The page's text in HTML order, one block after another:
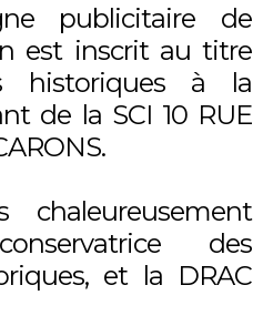
publicitaire de
est inscrit au titre
historiques à la
de la SCI 10 RUE
chaleureusement
des
et la DRAC